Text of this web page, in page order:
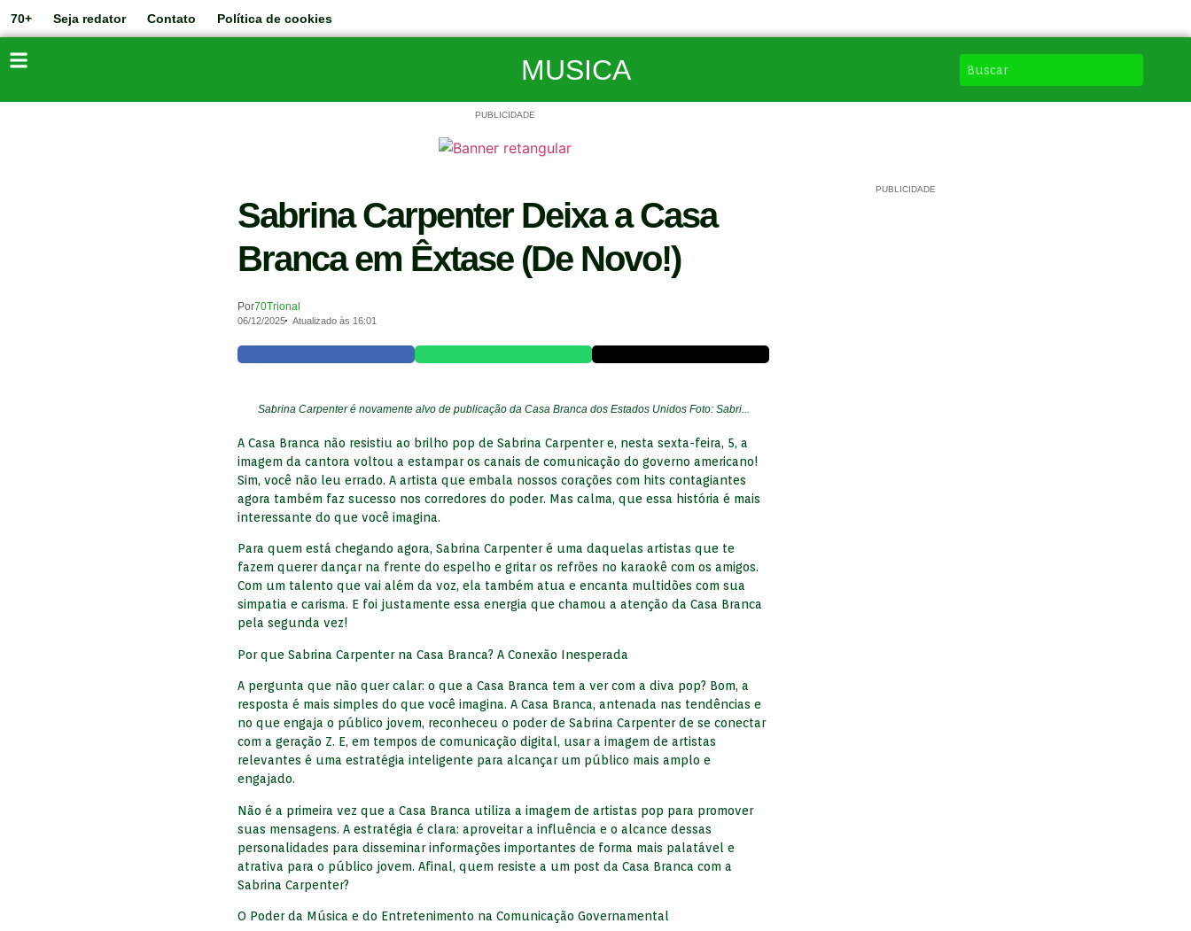
70+ Seja redator Contato Política de cookies
MUSICA
PUBLICIDADE
Sabrina Carpenter Deixa a Casa
Branca em Êxtase (De Novo!)
Por70Trional
06/12/2025 Atualizado às 16:01
Sabrina Carpenter é novamente alvo de publicação da Casa Branca dos Estados Unidos Foto: Sabri...
A Casa Branca não resistiu ao brilho pop de Sabrina Carpenter e, nesta sexta-feira, 5, a
imagem da cantora voltou a estampar os canais de comunicação do governo americano!
Sim, você não leu errado. A artista que embala nossos corações com hits contagiantes
agora também faz sucesso nos corredores do poder. Mas calma, que essa história é mais
interessante do que você imagina.
Para quem está chegando agora, Sabrina Carpenter é uma daquelas artistas que te
fazem querer dançar na frente do espelho e gritar os refrões no karaokê com os amigos.
Com um talento que vai além da voz, ela também atua e encanta multidões com sua
simpatia e carisma. E foi justamente essa energia que chamou a atenção da Casa Branca
pela segunda vez!
Por que Sabrina Carpenter na Casa Branca? A Conexão Inesperada
A pergunta que não quer calar: o que a Casa Branca tem a ver com a diva pop? Bom, a
resposta é mais simples do que você imagina. A Casa Branca, antenada nas tendências e
no que engaja o público jovem, reconheceu o poder de Sabrina Carpenter de se conectar
com a geração Z. E, em tempos de comunicação digital, usar a imagem de artistas
relevantes é uma estratégia inteligente para alcançar um público mais amplo e
engajado.
Não é a primeira vez que a Casa Branca utiliza a imagem de artistas pop para promover
suas mensagens. A estratégia é clara: aproveitar a influência e o alcance dessas
personalidades para disseminar informações importantes de forma mais palatável e
atrativa para o público jovem. Afinal, quem resiste a um post da Casa Branca com a
Sabrina Carpenter?
O Poder da Música e do Entretenimento na Comunicação Governamental
PUBLICIDADE